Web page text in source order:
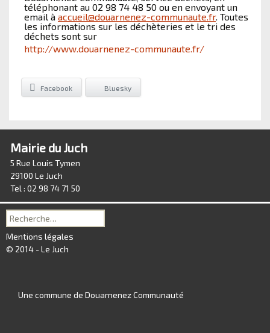
téléphonant au 02 98 74 48 50 ou en envoyant un
email à accueil@douarnenez-communaute.fr. Toutes
les informations sur les déchèteries et le tri des
déchets sont sur
http://www.douarnenez-communaute.fr/
Facebook Bluesky
Mairie du Juch
5 Rue Louis Tymen
29100 Le Juch
Tel : 02 98 74 71 50
Recherche
pour :
Mentions légales
© 2014 - Le Juch
Une commune de Douarnenez Communauté